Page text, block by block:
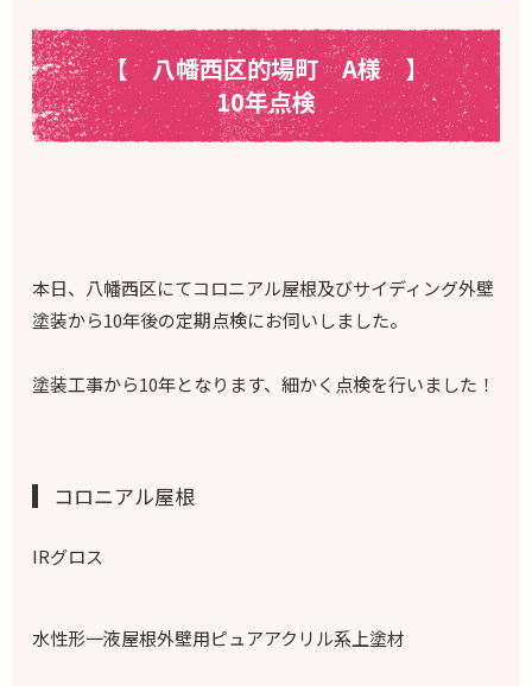
【 八幡西区的場町A様】
10年点検
本日、八幡西区にてコロニアル屋根及びサイディング外壁
塗装から10年後の定期点検にお伺いしました。
塗装工事から10年となります、細かく点検を行いました！
コロニアル屋根
IRグロス
水性形一液屋根外壁用ピュアアクリル系上塗材